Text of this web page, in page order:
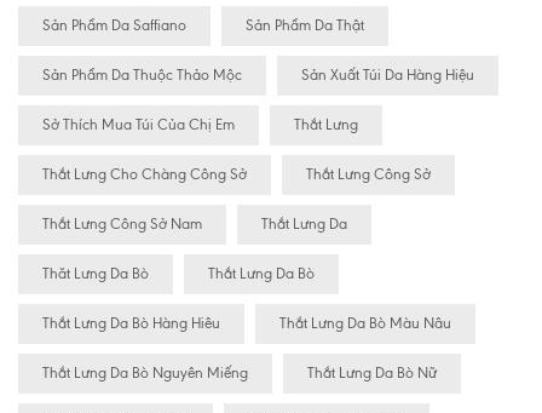
Sản Phẩm Da Saffiano Sản Phẩm Da Thật
Sản Phẩm Da Thuộc Thảo Mộc Sản Xuất Túi Da Hàng Hiệu
Sở Thích Mua Túi Của Chị Em Thắt Lưng
Thắt Lưng Cho Chàng Công Sở Thắt Lưng Công Sở
Thắt Lưng Công Sở Nam Thắt Lưng Da
Thăt Lưng Da Bò Thắt Lưng Da Bò
Thắt Lưng Da Bò Hàng Hiêu Thắt Lưng Da Bò Màu Nâu
Thắt Lưng Da Bò Nguyên Miếng Thắt Lưng Da Bò Nữ